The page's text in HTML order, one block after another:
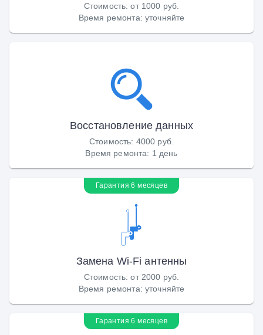
Стоимость:от 1000 руб.
Время ремонта: уточняйте
Восстановление данных
Стоимость: 4000 руб.
Время ремонта: 1 день
Гарантия 6 месяцев
Замена Wi-Fi антенны
Стоимость:от 2000 руб.
Время ремонта: уточняйте
Гарантия 6 месяцев